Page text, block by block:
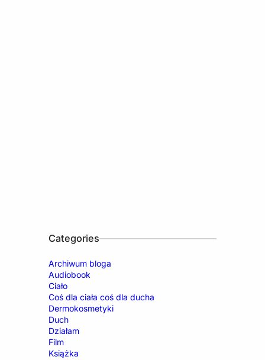
Categories
Archiwum bloga
Audiobook
Ciało
Coś dla ciała coś dla ducha
Dermokosmetyki
Duch
Działam
Film
Książka